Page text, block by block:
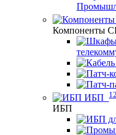
Компоненты
ИБП
ИБП